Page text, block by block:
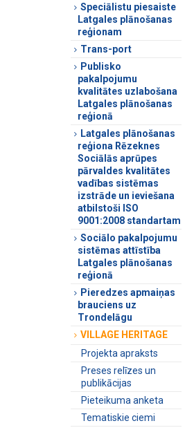
Speciālistu piesaiste
Latgales plānošanas
reģionam
Trans-port
Publisko
pakalpojumu
kvalitātes uzlabošana
Latgales plānošanas
reģionā
Latgales plānošanas
reģiona Rēzeknes
Sociālās aprūpes
pārvaldes kvalitātes
vadības sistēmas
izstrāde un ieviešana
atbilstoši ISO
9001:2008 standartam
Sociālo pakalpojumu
sistēmas attīstība
Latgales plānošanas
reģionā
Pieredzes apmaiņas
brauciens uz
Trondelāgu
VILLAGE HERITAGE
Projekta apraksts
Preses relīzes un
publikācijas
Pieteikuma anketa
Tematiskie ciemi